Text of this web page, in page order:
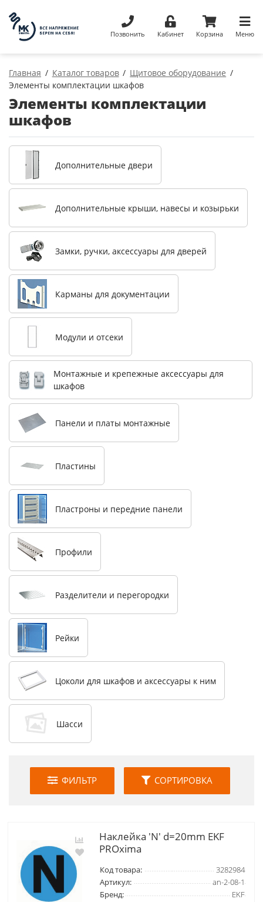
Позвонить Кабинет Корзина Меню
Главная Каталог товаров
Щитовое оборудование
Элементы комплектации шкафов
Элементы комплектации
шкафов
Дополнительные двери
Дополнительные крыши, навесы и козырьки
Замки, ручки, аксессуары для дверей
Карманы для документации
Модули и отсеки
Монтажные и крепежные аксессуары для
шкафов
Панели и платы монтажные
Пластины
Пластроны и передние панели
Профили
Разделители и перегородки
Рейки
Цоколи для шкафов и аксессуары к ним
Шасси
ФИЛЬТР СОРТИРОВКА
Наклейка 'N' d=20mm EKF
PROxima
Код товара:
3282984
Артикул:
an-2-08-1
Бренд:
EKF